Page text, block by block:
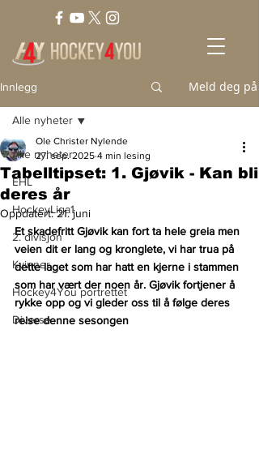
Innlegg Meld deg på
Alle nyheter
EHL
HockeyLiga1
2. divisjon
Kvinner
Hockey4You portrettet
Diverse
Alle nyheter
Tabelltipset: 1. Gjøvik - Kan bli
deres år
Ole Christer Nylende
27. sep. 2025 4 min lesing
Oppdatert:21. juni
Et skadefritt Gjøvik kan fort ta hele greia men
veien dit er lang og kronglete, vi har trua på
dette laget som har hatt en kjerne i stammen
som har vært der noen år. Gjøvik fortjener å
rykke opp og vi gleder oss til å følge deres
reise denne sesongen